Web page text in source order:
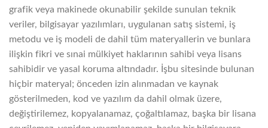
grafik veya makinede okunabilir şekilde sunulan teknik
veriler, bilgisayar yazılımları, uygulanan satış sistemi, iş
metodu ve iş modeli de dahil tüm materyallerin ve bunlara
ilişkin fikri ve sınai mülkiyet haklarının sahibi veya lisans
sahibidir ve yasal koruma altındadır. İşbu sitesinde bulunan
hiçbir materyal; önceden izin alınmadan ve kaynak
gösterilmeden, kod ve yazılım da dahil olmak üzere,
değiştirilemez, kopyalanamaz, çoğaltılamaz, başka bir lisana